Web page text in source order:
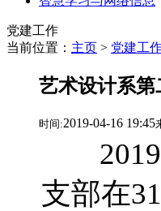
党建工作
当前位置： 主页 > 党建工
艺术设计系
时间:2019-04-16 19:45
2019
支部在